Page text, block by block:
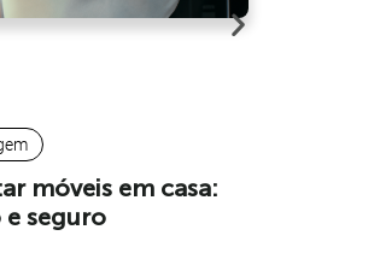
móveis em casa:
seguro